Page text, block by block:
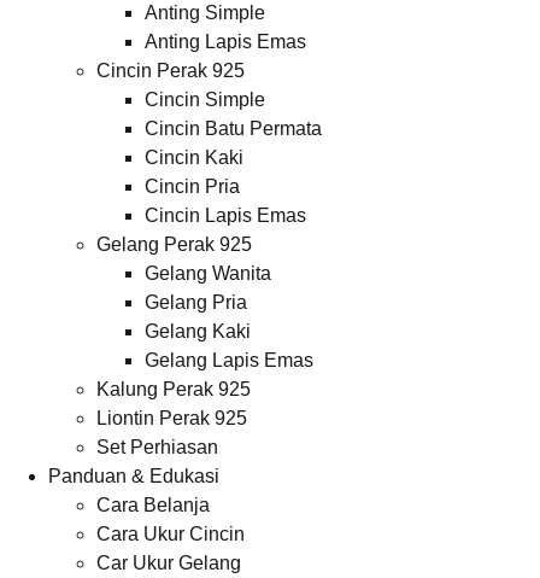
Anting Simple
Anting Lapis Emas
Cincin Perak 925
Cincin Simple
Cincin Batu Permata
Cincin Kaki
Cincin Pria
Cincin Lapis Emas
Gelang Perak 925
Gelang Wanita
Gelang Pria
Gelang Kaki
Gelang Lapis Emas
Kalung Perak 925
Liontin Perak 925
Set Perhiasan
Panduan & Edukasi
Cara Belanja
Cara Ukur Cincin
Car Ukur Gelang